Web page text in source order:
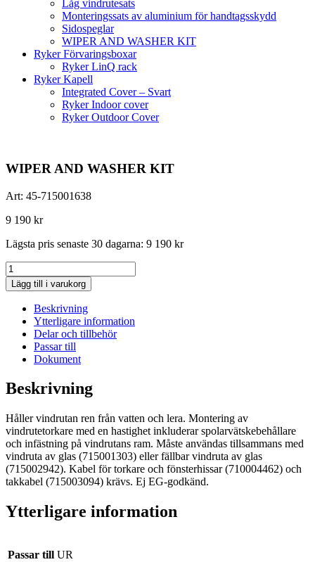
Låg vindrutesats
Monteringssats av aluminium för handtagsskydd
Sidospeglar
WIPER AND WASHER KIT
Ryker Förvaringsboxar
Ryker LinQ rack
Ryker Kapell
Integrated Cover – Svart
Ryker Indoor cover
Ryker Outdoor Cover
WIPER AND WASHER KIT
Art: 45-715001638
9 190 kr
Lägsta pris senaste 30 dagarna: 9 190 kr
WIPER
AND
WASHER
KIT
mängd
Lägg till i varukorg
Beskrivning
Ytterligare information
Delar och tillbehör
Passar till
Dokument
Beskrivning
Håller vindrutan ren från vatten och lera. Montering av
vindrutetorkare med en hastighet inkluderar spolarvätskebehållare
och infästning på vindrutans ram. Måste användas tillsammans med
vindruta av glas (715001303) eller fällbar vindruta av glas
(715002942). Kabel för torkare och fönsterhissar (710004462) och
takkabel (715003094) krävs. Ej EG-godkänd.
Ytterligare information
Passar till UR